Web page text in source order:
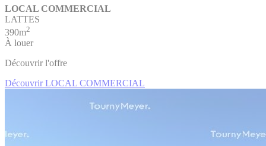
LOCAL COMMERCIAL
LATTES
390m2
À louer
Découvrir l'offre
Découvrir LOCAL COMMERCIAL